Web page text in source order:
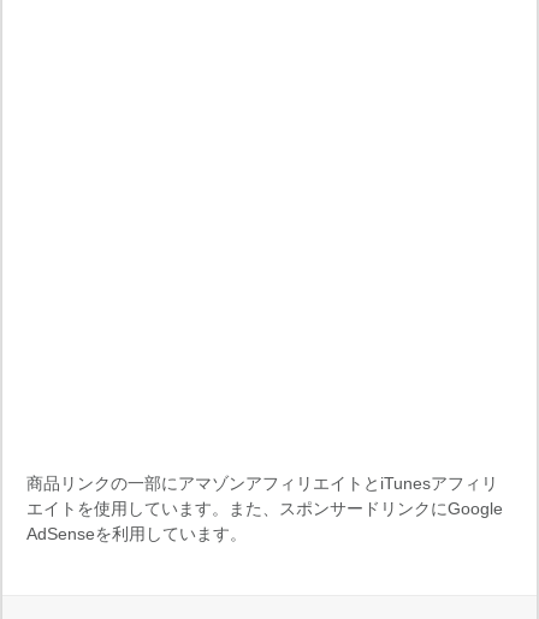
商品リンクの一部にアマゾンアフィリエイトとiTunesアフィリ
エイトを使用しています。また、スポンサードリンクにGoogle
AdSenseを利用しています。